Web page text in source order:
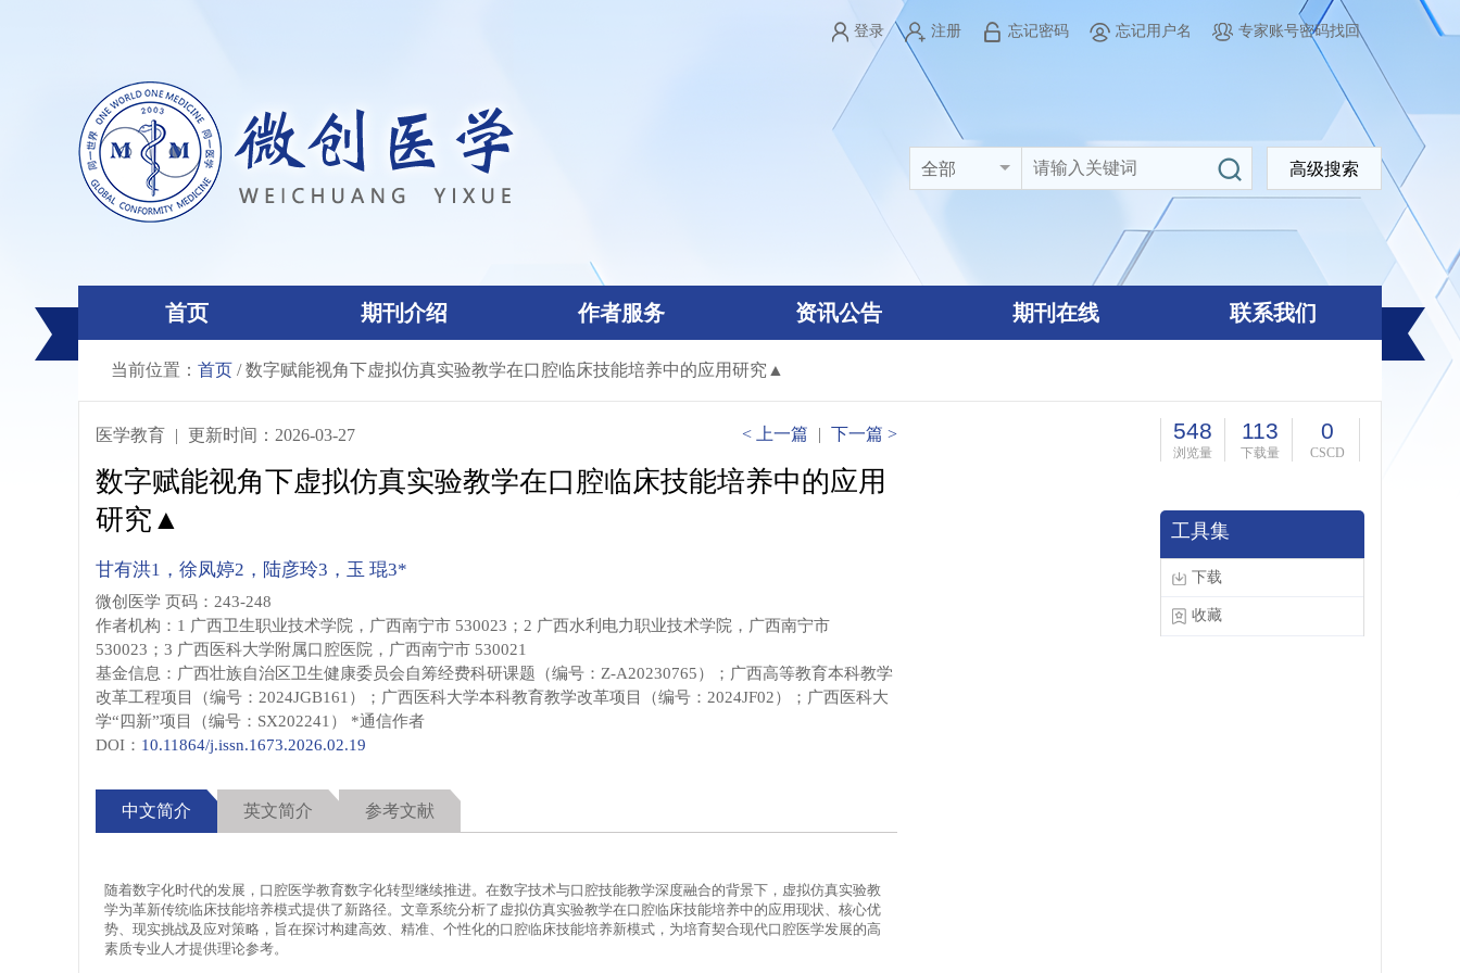
登录 注册 忘记密码 忘记用户名 专家账号密码找回
全部 高级搜索
首页 期刊介绍 作者服务 资讯公告 期刊在线 联系我们
当前位置： 首页 / 数字赋能视角下虚拟仿真实验教学在口腔临床技能培养中的应用研究▲
医学教育 | 更新时间：2026-03-27 < 上一篇 | 下一篇 >
数字赋能视角下虚拟仿真实验教学在口腔临床技能培养中的应用
研究▲
甘有洪1，徐凤婷2，陆彦玲3，玉 琨3*
微创医学 页码：243-248
作者机构：1 广西卫生职业技术学院，广西南宁市 530023；2 广西水利电力职业技术学院，广西南宁市
530023；3 广西医科大学附属口腔医院，广西南宁市 530021
基金信息：广西壮族自治区卫生健康委员会自筹经费科研课题（编号：Z-A20230765）；广西高等教育本科教学
改革工程项目（编号：2024JGB161）；广西医科大学本科教育教学改革项目（编号：2024JF02）；广西医科大
学“四新”项目（编号：SX202241） *通信作者
DOI： 10.11864/j.issn.1673.2026.02.19
中文简介 英文简介 参考文献
随着数字化时代的发展，口腔医学教育数字化转型继续推进。在数字技术与口腔技能教学深度融合的背景下，虚拟仿真实验教
学为革新传统临床技能培养模式提供了新路径。文章系统分析了虚拟仿真实验教学在口腔临床技能培养中的应用现状、核心优
势、现实挑战及应对策略，旨在探讨构建高效、精准、个性化的口腔临床技能培养新模式，为培育契合现代口腔医学发展的高
素质专业人才提供理论参考。
548
浏览量
113
下载量
0
CSCD
工具集
下载
收藏